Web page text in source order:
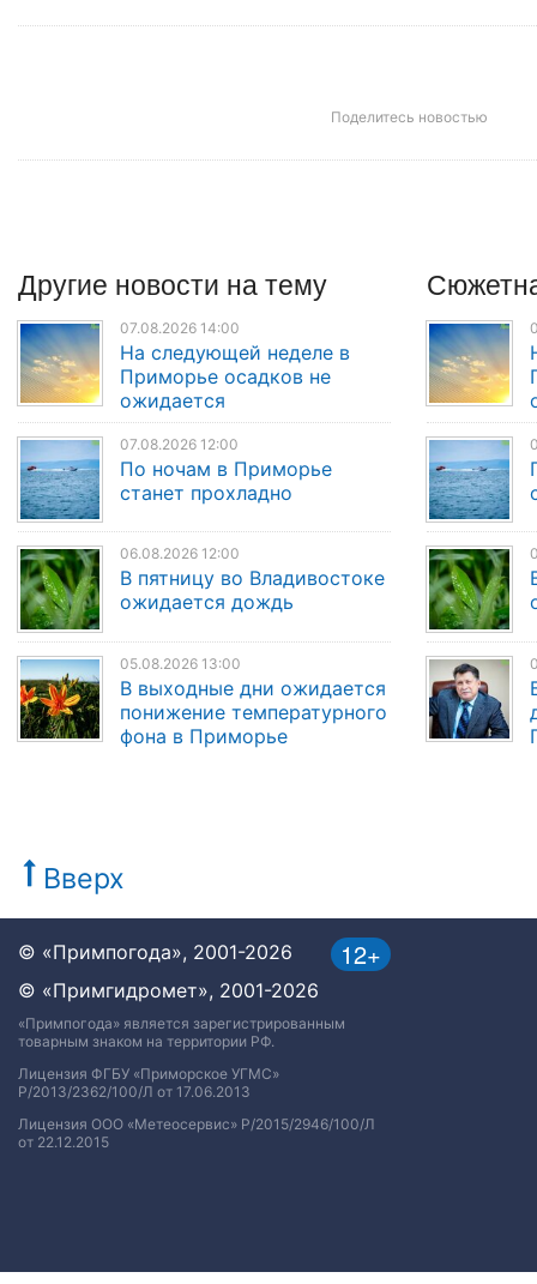
Поделитесь новостью
Другие новости на тему
07.08.2026 14:00
На следующей неделе в
Приморье осадков не
ожидается
07.08.2026 12:00
По ночам в Приморье
станет прохладно
06.08.2026 12:00
В пятницу во Владивостоке
ожидается дождь
05.08.2026 13:00
В выходные дни ожидается
понижение температурного
фона в Приморье
Вверх
12+
© «Примпогода», 2001-2026
© «Примгидромет», 2001-2026
«Примпогода» является зарегистрированным
товарным знаком на территории РФ.
Лицензия ФГБУ «Приморское УГМС»
Р/2013/2362/100/Л от 17.06.2013
Лицензия ООО «Метеосервис» Р/2015/2946/100/Л
от 22.12.2015